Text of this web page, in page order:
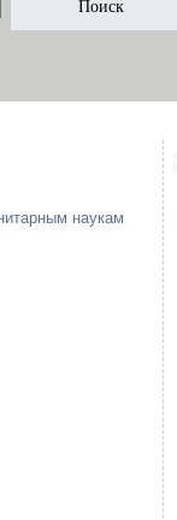
наукам